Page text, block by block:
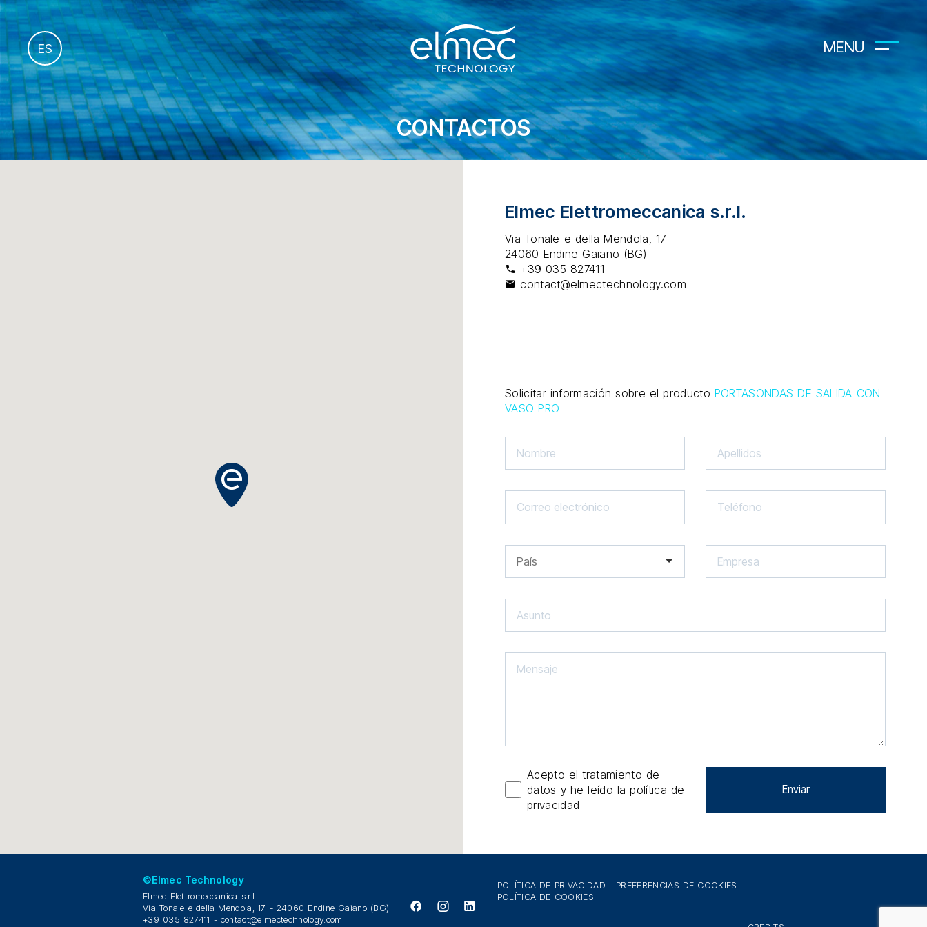
ES
fr
it
MENU
CONTACTOS
Elmec Elettromeccanica s.r.l.
Via Tonale e della Mendola, 17
24060 Endine Gaiano (BG)
+39 035 827411
contact@elmectechnology.com
Solicitar información sobre el producto PORTASONDAS DE SALIDA CON
VASO PRO
Acepto el tratamiento de
datos y he leído la política de
privacidad
©Elmec Technology
Elmec Elettromeccanica s.r.l.
Via Tonale e della Mendola, 17 - 24060 Endine Gaiano (BG)
+39 035 827411 - contact@elmectechnology.com
POLÍTICA DE PRIVACIDAD - PREFERENCIAS DE COOKIES -
POLÍTICA DE COOKIES